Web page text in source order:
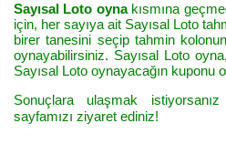
Sayısal Loto oynakısmına
için, her sayıya ait Sayısal Loto
birer tanesini seçip tahmin
oynayabilirsiniz. Sayısal Loto oyna,
Sayısal Loto oynayacağın kuponu
Sonuçlara ulaşmak istiyorsanız
sayfamızı ziyaret ediniz!